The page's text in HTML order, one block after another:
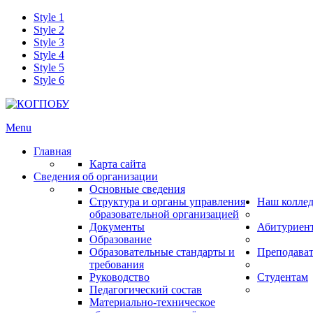
Style 1
Style 2
Style 3
Style 4
Style 5
Style 6
Menu
Главная
Карта сайта
Сведения об организации
Основные сведения
Структура и органы управления
образовательной организацией
Документы
Образование
Образовательные стандарты и
требования
Руководство
Педагогический состав
Материально-техническое
Наш
Студентам